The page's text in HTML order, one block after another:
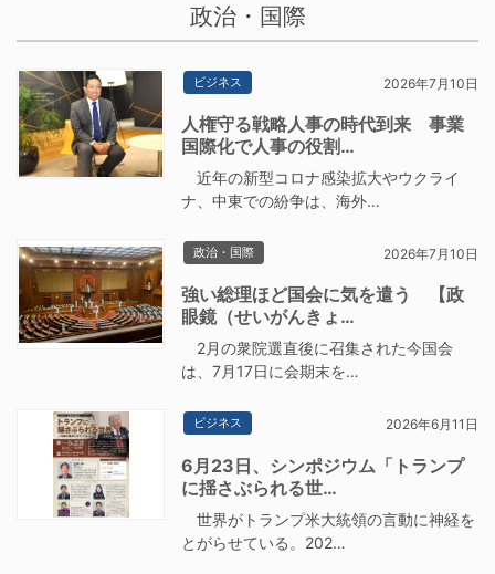
政治・国際
ビジネス 2026年7月10日
人権守る戦略人事の時代到来 事業
国際化で人事の役割…
近年の新型コロナ感染拡大やウクライ
ナ、中東での紛争は、海外…
政治・国際 2026年7月10日
強い総理ほど国会に気を遣う 【政
眼鏡（せいがんきょ…
2月の衆院選直後に召集された今国会
は、7月17日に会期末を…
ビジネス 2026年6月11日
6月23日、シンポジウム「トランプ
に揺さぶられる世…
世界がトランプ米大統領の言動に神経を
とがらせている。202…